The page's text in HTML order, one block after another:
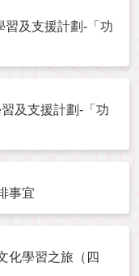
習及支援計劃-「功
及支援計劃-「功
事宜
化學習之旅（四